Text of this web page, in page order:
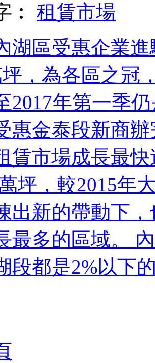
︰ 租賃市場
湖區受惠企業
，為各區之冠
2017年第一季
惠金泰段新商
賃市場成長最
坪，較2015年
出新的帶動下
最多的區域。
段都是2%以下